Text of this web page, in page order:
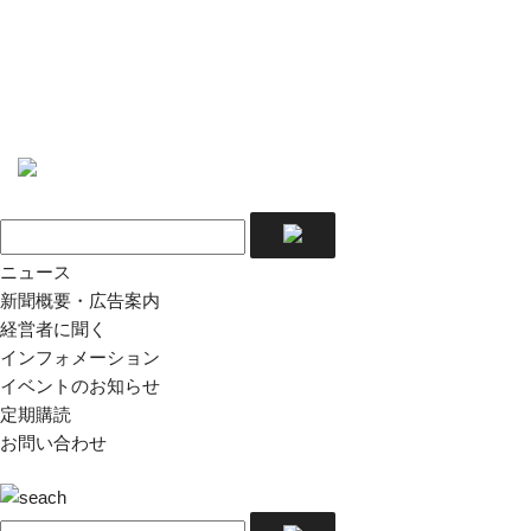
ニュース
新聞概要・広告案内
経営者に聞く
インフォメーション
イベントのお知らせ
定期購読
お問い合わせ